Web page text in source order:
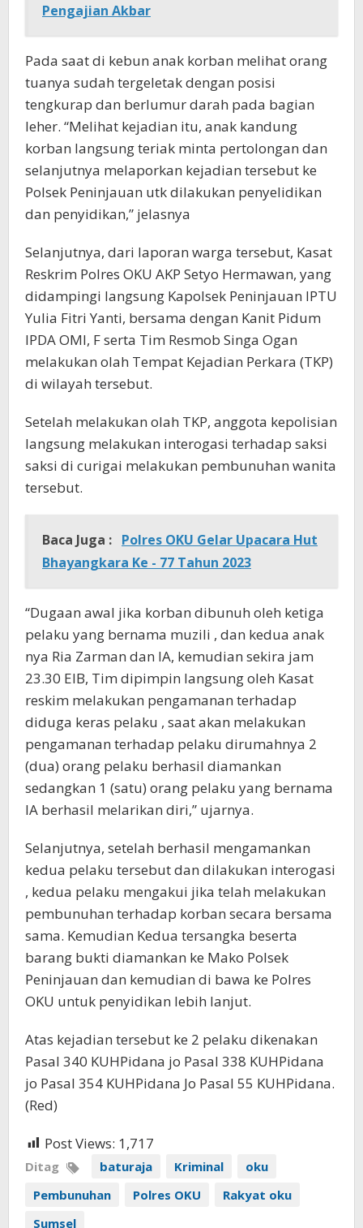
Pengajian Akbar
Pada saat di kebun anak korban melihat orang
tuanya sudah tergeletak dengan posisi
tengkurap dan berlumur darah pada bagian
leher. “Melihat kejadian itu, anak kandung
korban langsung teriak minta pertolongan dan
selanjutnya melaporkan kejadian tersebut ke
Polsek Peninjauan utk dilakukan penyelidikan
dan penyidikan,” jelasnya
Selanjutnya, dari laporan warga tersebut, Kasat
Reskrim Polres OKU AKP Setyo Hermawan, yang
didampingi langsung Kapolsek Peninjauan IPTU
Yulia Fitri Yanti, bersama dengan Kanit Pidum
IPDA OMI, F serta Tim Resmob Singa Ogan
melakukan olah Tempat Kejadian Perkara (TKP)
di wilayah tersebut.
Setelah melakukan olah TKP, anggota kepolisian
langsung melakukan interogasi terhadap saksi
saksi di curigai melakukan pembunuhan wanita
tersebut.
Baca Juga : Polres OKU Gelar Upacara Hut
Bhayangkara Ke - 77 Tahun 2023
“Dugaan awal jika korban dibunuh oleh ketiga
pelaku yang bernama muzili , dan kedua anak
nya Ria Zarman dan IA, kemudian sekira jam
23.30 EIB, Tim dipimpin langsung oleh Kasat
reskim melakukan pengamanan terhadap
diduga keras pelaku , saat akan melakukan
pengamanan terhadap pelaku dirumahnya 2
(dua) orang pelaku berhasil diamankan
sedangkan 1 (satu) orang pelaku yang bernama
IA berhasil melarikan diri,” ujarnya.
Selanjutnya, setelah berhasil mengamankan
kedua pelaku tersebut dan dilakukan interogasi
, kedua pelaku mengakui jika telah melakukan
pembunuhan terhadap korban secara bersama
sama. Kemudian Kedua tersangka beserta
barang bukti diamankan ke Mako Polsek
Peninjauan dan kemudian di bawa ke Polres
OKU untuk penyidikan lebih lanjut.
Atas kejadian tersebut ke 2 pelaku dikenakan
Pasal 340 KUHPidana jo Pasal 338 KUHPidana
jo Pasal 354 KUHPidana Jo Pasal 55 KUHPidana.
(Red)
Post Views: 1,717
Ditag baturaja Kriminal
oku
Pembunuhan
Polres OKU
Rakyat oku
Sumsel